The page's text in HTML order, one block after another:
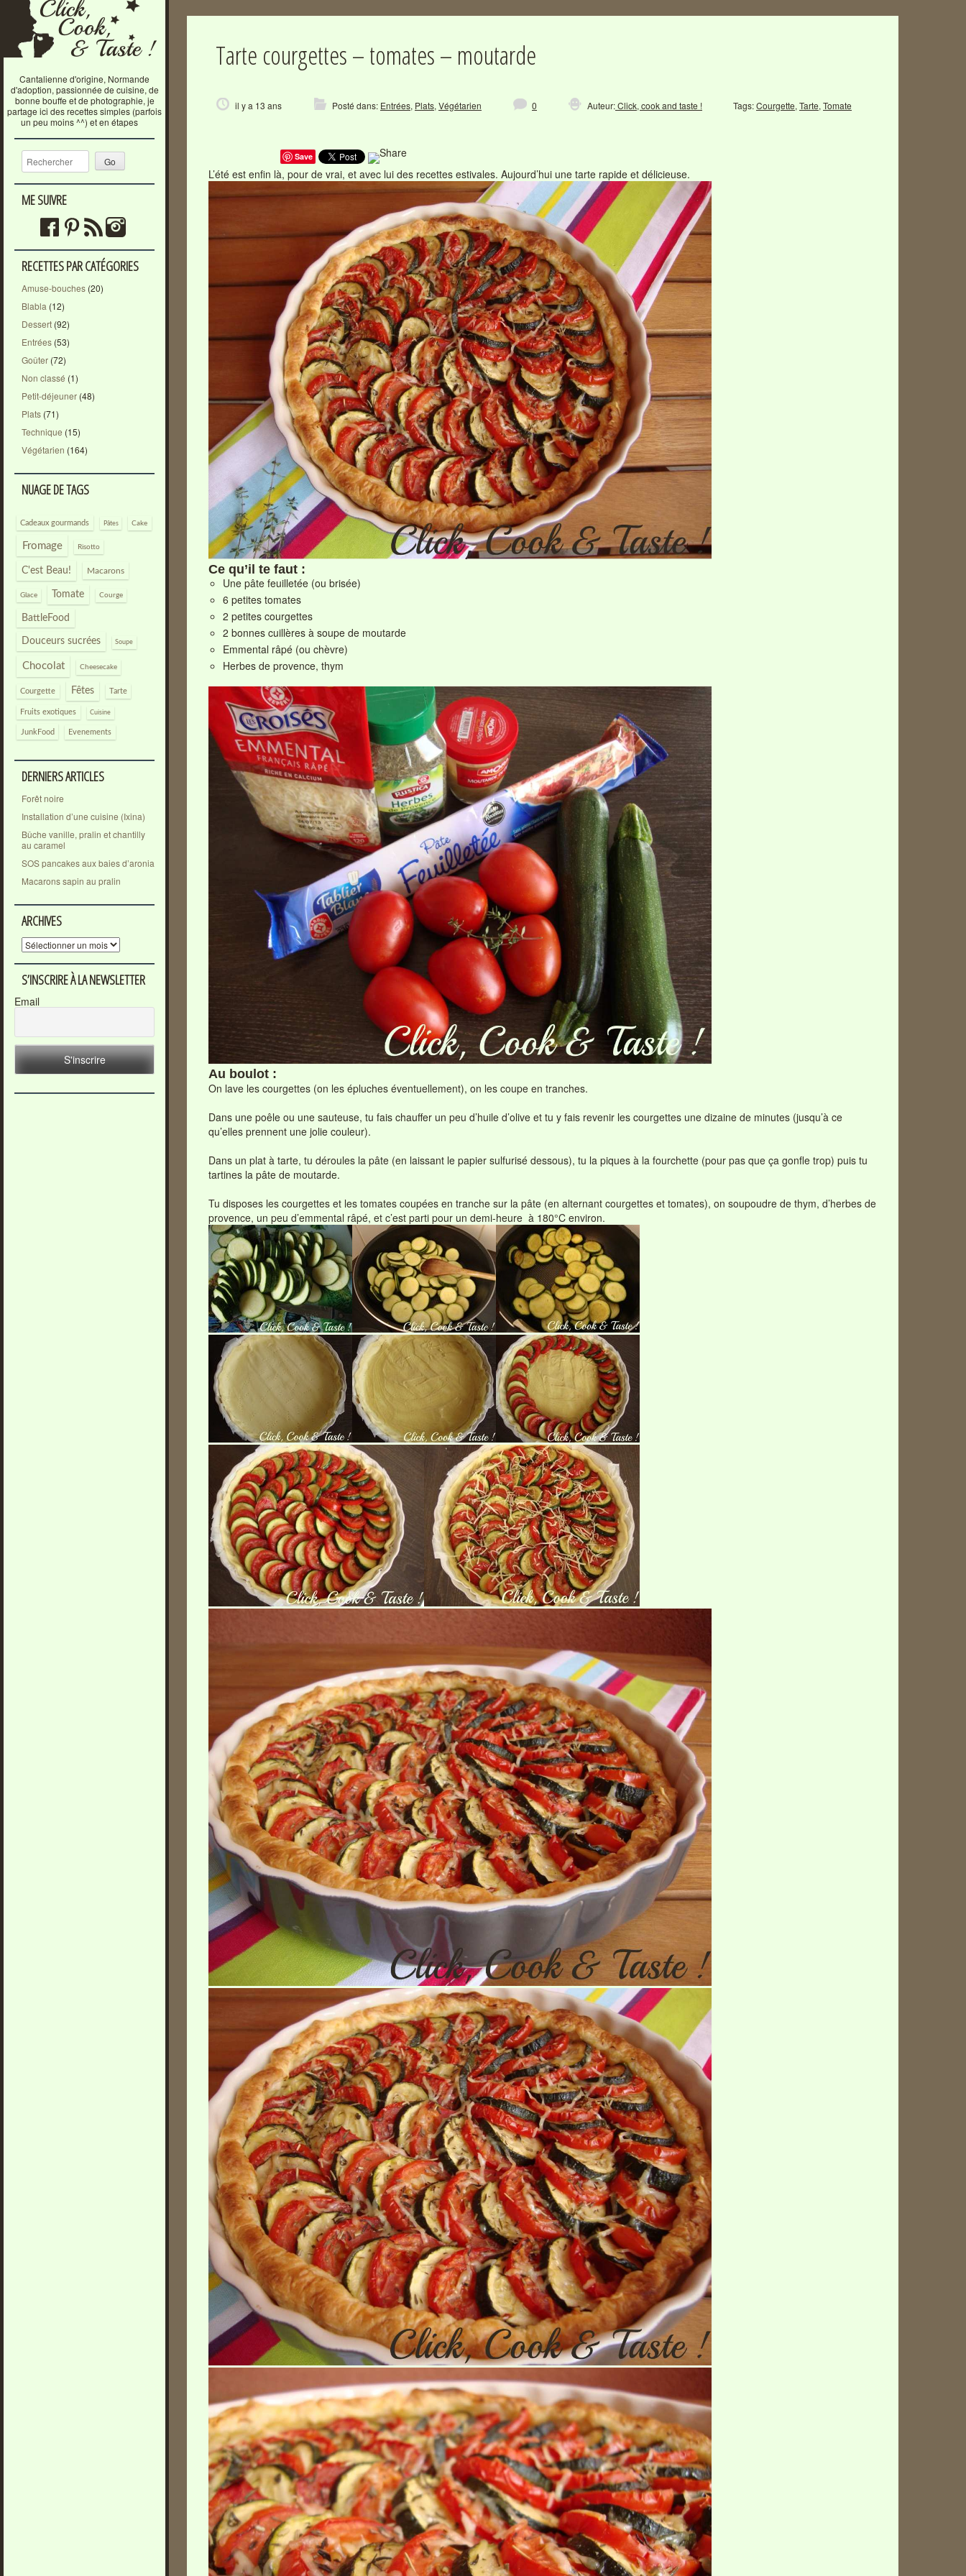
Cantalienne d'origine, Normande
d'adoption, passionnée de cuisine, de
bonne bouffe et de photographie, je
partage ici des recettes simples (parfois
un peu moins ^^) et en étapes
Recherche
ME SUIVRE
RECETTES PAR CATÉGORIES
Amuse-bouches (20)
Blabla (12)
Dessert (92)
Entrées (53)
Goûter (72)
Non classé (1)
Petit-déjeuner (48)
Plats (71)
Technique (15)
Végétarien (164)
NUAGE DE TAGS
Cadeaux gourmands Pâtes Cake
Fromage Risotto
C'est Beau! Macarons
Glace Tomate Courge
BattleFood
Douceurs sucrées Soupe
Chocolat Cheesecake
Courgette Fêtes Tarte
Fruits exotiques Cuisine
JunkFood Evenements
DERNIERS ARTICLES
Forêt noire
Installation d’une cuisine (Ixina)
Bûche vanille, pralin et chantilly
au caramel
SOS pancakes aux baies d’aronia
Macarons sapin au pralin
ARCHIVES
Archives
S’INSCRIRE À LA NEWSLETTER
Email
Tarte courgettes – tomates – moutarde
il y a 13 ans Posté dans: Entrées, Plats, Végétarien 0 Auteur:Click, cook and taste ! Tags:Courgette, Tarte, Tomate
Save
L’été est enfin là, pour de vrai, et avec lui des recettes estivales. Aujourd’hui une tarte rapide et délicieuse.
Ce qu’il te faut :
Une pâte feuilletée (ou brisée)
6 petites tomates
2 petites courgettes
2 bonnes cuillères à soupe de moutarde
Emmental râpé (ou chèvre)
Herbes de provence, thym
Au boulot :
On lave les courgettes (on les épluches éventuellement), on les coupe en tranches.
Dans une poêle ou une sauteuse, tu fais chauffer un peu d’huile d’olive et tu y fais revenir les courgettes une dizaine de minutes (jusqu’à ce
qu’elles prennent une jolie couleur).
Dans un plat à tarte, tu déroules la pâte (en laissant le papier sulfurisé dessous), tu la piques à la fourchette (pour pas que ça gonfle trop) puis tu
tartines la pâte de moutarde.
Tu disposes les courgettes et les tomates coupées en tranche sur la pâte (en alternant courgettes et tomates), on soupoudre de thym, d’herbes de
provence, un peu d’emmental râpé, et c’est parti pour un demi-heure à 180°C environ.